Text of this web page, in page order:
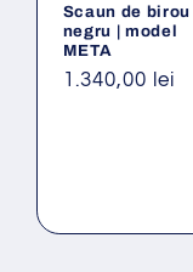
Scaun de birou
negru | model
META
Preț
1.340,00 lei